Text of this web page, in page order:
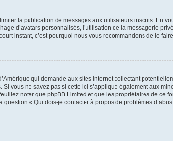
la publication de messages aux utilisateurs inscrits. En
d’avatars personnalisés, l’utilisation de la messagerie
instant, c’est pourquoi nous vous recommandons de le faire.
qui demande aux sites internet collectant
vous ne savez pas si cette loi s’applique également aux
noter que phpBB Limited et que les propriétaires de ce
« Qui dois-je contacter à propos de problèmes